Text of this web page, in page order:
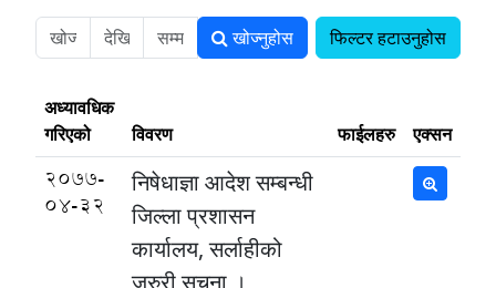
खोज्नुहोस फिल्टर हटाउनुहोस
अध्यावधिक
गरिएको
विवरण फाईलहरु एक्सन
2077-
04-32
निषेधाज्ञा आदेश सम्बन्धी
जिल्ला प्रशासन
कार्यालय, सर्लाहीको
जरुरी सूचना ।